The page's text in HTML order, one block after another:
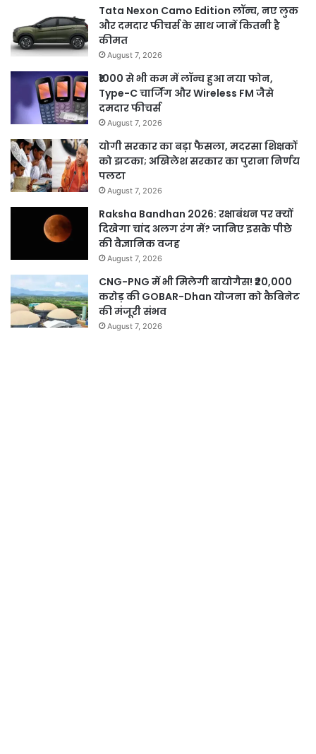
Tata Nexon Camo Edition लॉन्च, नए लुक
और दमदार फीचर्स के साथ जानें कितनी है
कीमत
August 7, 2026
₹1000 से भी कम में लॉन्च हुआ नया फोन,
Type-C चार्जिंग और Wireless FM जैसे
दमदार फीचर्स
August 7, 2026
योगी सरकार का बड़ा फैसला, मदरसा शिक्षकों
को झटका; अखिलेश सरकार का पुराना निर्णय
पलटा
August 7, 2026
Raksha Bandhan 2026: रक्षाबंधन पर क्यों
दिखेगा चांद अलग रंग में? जानिए इसके पीछे
की वैज्ञानिक वजह
August 7, 2026
CNG-PNG में भी मिलेगी बायोगैस! ₹20,000
करोड़ की GOBAR-Dhan योजना को कैबिनेट
की मंजूरी संभव
August 7, 2026